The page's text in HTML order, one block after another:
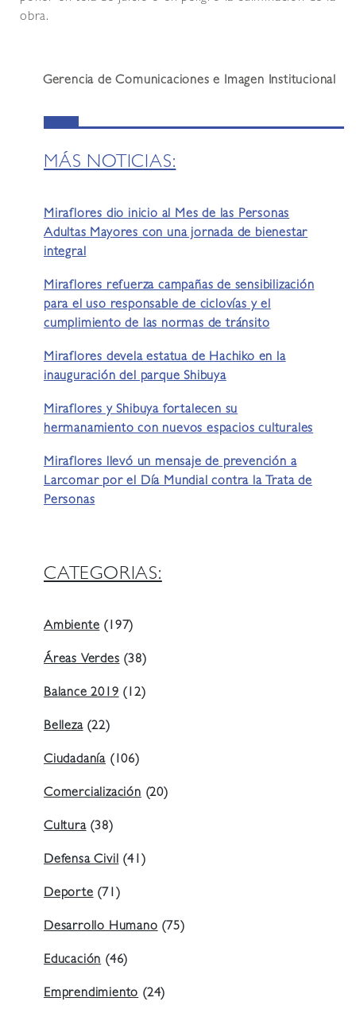
obra.
Gerencia de Comunicaciones e Imagen Institucional
MÁS NOTICIAS:
Miraflores dio inicio al Mes de las Personas
Adultas Mayores con una jornada de bienestar
integral
Miraflores refuerza campañas de sensibilización
para el uso responsable de ciclovías y el
cumplimiento de las normas de tránsito
Miraflores devela estatua de Hachiko en la
inauguración del parque Shibuya
Miraflores y Shibuya fortalecen su
hermanamiento con nuevos espacios culturales
Miraflores llevó un mensaje de prevención a
Larcomar por el Día Mundial contra la Trata de
Personas
CATEGORIAS:
Ambiente (197)
Áreas Verdes (38)
Balance 2019 (12)
Belleza(22)
Ciudadanía (106)
Comercialización (20)
Cultura(38)
Defensa Civil (41)
Deporte (71)
Desarrollo Humano (75)
Educación (46)
Emprendimiento (24)